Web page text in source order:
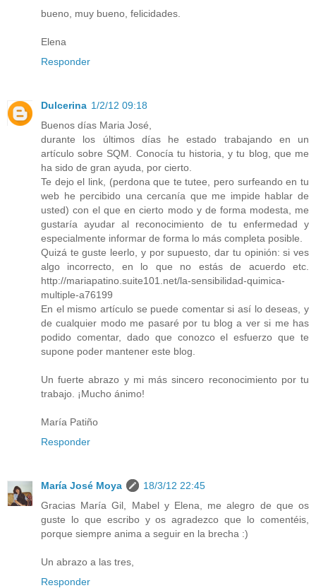
bueno, muy bueno, felicidades.
Elena
Responder
Dulcerina 1/2/12 09:18
Buenos días Maria José,
durante los últimos días he estado trabajando en un
artículo sobre SQM. Conocía tu historia, y tu blog, que me
ha sido de gran ayuda, por cierto.
Te dejo el link, (perdona que te tutee, pero surfeando en tu
web he percibido una cercanía que me impide hablar de
usted) con el que en cierto modo y de forma modesta, me
gustaría ayudar al reconocimiento de tu enfermedad y
especialmente informar de forma lo más completa posible.
Quizá te guste leerlo, y por supuesto, dar tu opinión: si ves
algo incorrecto, en lo que no estás de acuerdo etc.
http://mariapatino.suite101.net/la-sensibilidad-quimica-
multiple-a76199
En el mismo artículo se puede comentar si así lo deseas, y
de cualquier modo me pasaré por tu blog a ver si me has
podido comentar, dado que conozco el esfuerzo que te
supone poder mantener este blog.
Un fuerte abrazo y mi más sincero reconocimiento por tu
trabajo. ¡Mucho ánimo!
María Patiño
Responder
María José Moya
18/3/12 22:45
Gracias María Gil, Mabel y Elena, me alegro de que os
guste lo que escribo y os agradezco que lo comentéis,
porque siempre anima a seguir en la brecha :)
Un abrazo a las tres,
Responder